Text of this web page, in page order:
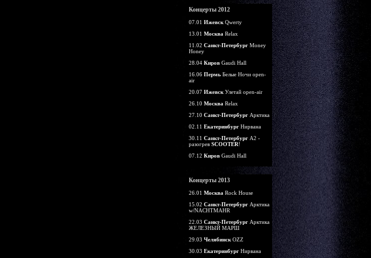
Концерты 2012
07.01 ИжевскQwerty
13.01 Москва Relax
11.02 Санкт-ПетербургMoney
Honey
28.04 КировGaudi Hall
16.06 ПермьБелые Ночи open-
air
20.07 ИжевскУлетай open-air
26.10 Москва Relax
27.10 Санкт-ПетербургАрктика
02.11 ЕкатеринбургНирвана
30.11 Санкт-ПетербургА2 -
разогрев SCOOTER!
07.12 КировGaudi Hall
Концерты 2013
26.01 Москва Rock House
15.02 Санкт-ПетербургАрктика
w/NACHTMAHR
22.03 Санкт-ПетербургАрктика
ЖЕЛЕЗНЫЙ МАРШ
29.03 ЧелябинскOZZ
30.03 ЕкатеринбургНирвана